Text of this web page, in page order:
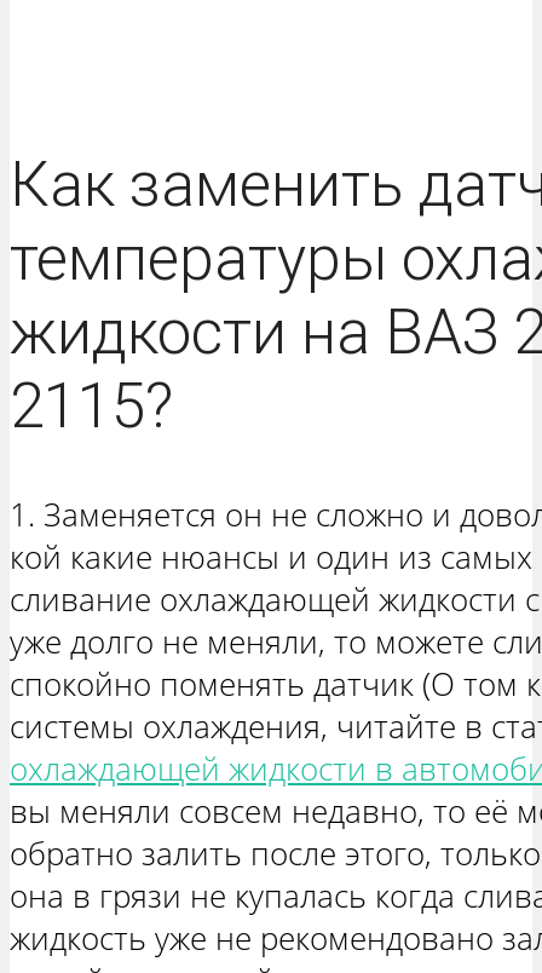
Как заменить
температуры
жидкости на ВАЗ
2115?
1. Заменяется он не сложно и
кой какие нюансы и один из
сливание охлаждающей жидкости
уже долго не меняли, то можете
спокойно поменять датчик (О том
системы охлаждения, читайте в
охлаждающей жидкости в
вы меняли совсем недавно, то её
обратно залить после этого,
она в грязи не купалась когда
жидкость уже не рекомендовано